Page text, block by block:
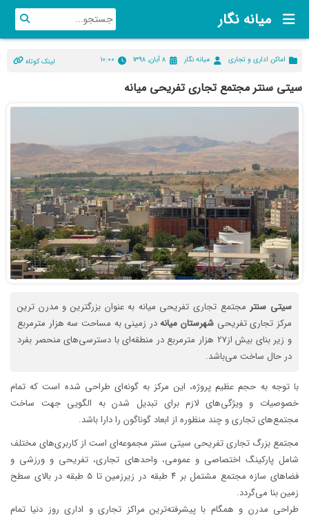
میانه نگار
اماکن اداری و تجاری میانه نگار ۸ آبان, ۱۳۹۸ ۱۰:۰۰ لینک کوتاه
سیتی سنتر مجتمع تجاری تفریحی میانه
سیتی سنترمجتمع تجاری تفریحی میانه به عنوان بزرگترین و مدرن ترین
مرکز تجاری تفریحی شهرستان میانهدر زمینی به مساحت سه هزار مترمربع
و زیر بنای بیش از27 هزار مترمربع در منطقه‌ای با دسترسی‌های منحصر بفرد
در حال ساخت می‌باشد.
با توجه به حجم عظیم پروژه، این مرکز به گونه‌ای طراحی شده است که تمام
خصوصیات و ویژگی‌های لازم برای تبدیل شدن به الگویی جهت ساخت
مجتمع‌های تجاری و چند منظوره از ابعاد گوناگون را دارا باشد.
مجتمع بزرگ تجاری تفریحی سیتی سنتر مجموعه‌ای است از کاربری‌های مختلف
شامل پارکینگ اختصاصی و عمومی، واحدهای تجاری، تفریحی و ورزشی و
فضاهای سازه مجتمع مشتمل بر ۴ طبقه در زیرزمین تا ۵ طبقه در بالای سطح
زمین بنا می‌گردد.
طراحی مدرن و همگام با پیشرفته‌ترین مراکز تجاری و اداری روز دنیا تمام